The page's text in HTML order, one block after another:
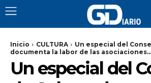
Inicio CULTURA
Un especial del
documenta la labor de las asociaciones...
Un especial del